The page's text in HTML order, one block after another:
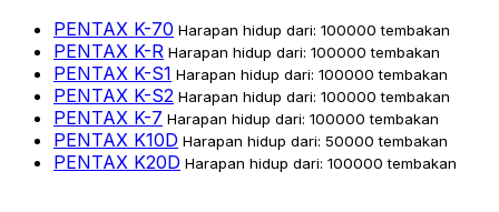
PENTAX K-70 Harapan hidup dari: 100000 tembakan
PENTAX K-R Harapan hidup dari: 100000 tembakan
PENTAX K-S1 Harapan hidup dari: 100000 tembakan
PENTAX K-S2 Harapan hidup dari: 100000 tembakan
PENTAX K-7 Harapan hidup dari: 100000 tembakan
PENTAX K10D Harapan hidup dari: 50000 tembakan
PENTAX K20D Harapan hidup dari: 100000 tembakan